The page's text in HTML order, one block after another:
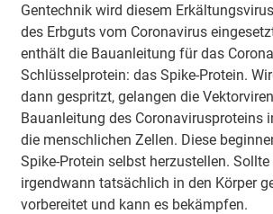
Gentechnik wird diesem
des Erbguts vom Coronavirus
enthält die Bauanleitung für das
Schlüsselprotein: das Spike-Protein.
dann gespritzt, gelangen die
Bauanleitung des Coronavirusproteins
die menschlichen Zellen. Diese
Spike-Protein selbst herzustellen.
irgendwann tatsächlich in den Körper
vorbereitet und kann es bekämpfen.